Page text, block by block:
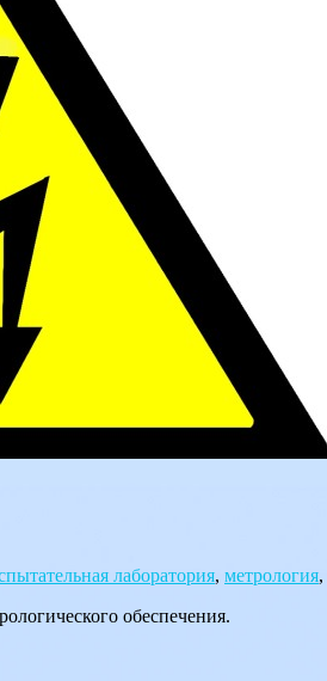
лаборатория, метрология,
обеспечения.